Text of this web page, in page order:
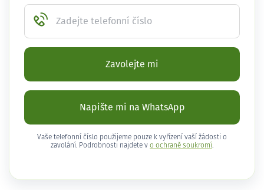
Zadejte telefonní číslo
Zavolejte mi
Napište mi na WhatsApp
Vaše telefonní číslo použijeme pouze k vyřízení vaší žádosti o
zavolání. Podrobnosti najdete v o ochraně soukromí .